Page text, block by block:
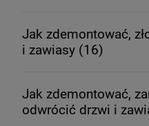
Jak zdemontować,
i zawiasy (16)
Jak zdemontować,
odwrócić drzwi i